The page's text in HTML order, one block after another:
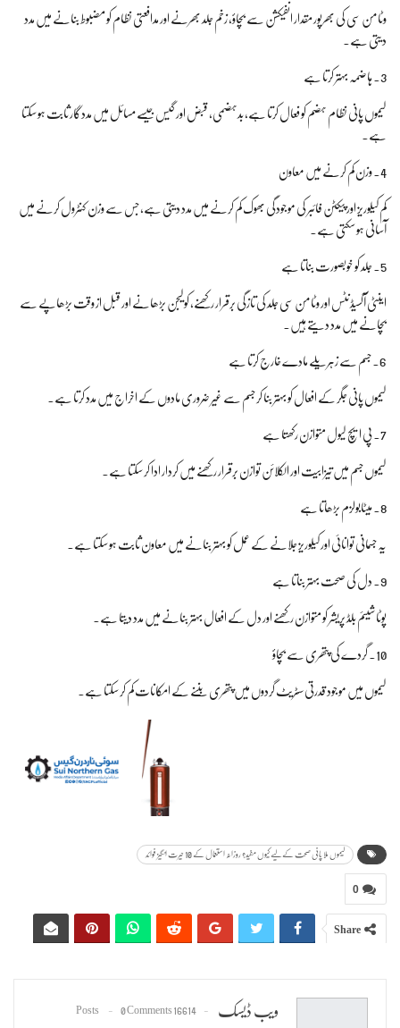
وٹامن سی کی بھرپور مقدار انفیکشن سے بچاؤ، زخم جلد بھرنے اور مدافعتی نظام کو مضبوط بنانے میں مدد
دیتی ہے۔
3. ہاضمہ بہتر کرتا ہے
لیموں پانی نظام ہضم کو فعال کرتا ہے، بدہضمی، قبض اور گیس جیسے مسائل میں مددگار ثابت ہو سکتا
ہے۔
4. وزن کم کرنے میں معاون
کم کیلوریز اور پیکٹن فائبر کی موجودگی بھوک کم کرنے میں مدد دیتی ہے، جس سے وزن کنٹرول کرنے میں
آسانی ہو سکتی ہے۔
5. جلد کو خوبصورت بناتا ہے
اینٹی آکسیڈنٹس اور وٹامن سی جلد کی تازگی برقرار رکھنے، کولیجن بڑھانے اور قبل از وقت بڑھاپے سے
بچانے میں مدد دیتے ہیں۔
6. جسم سے زہریلے مادے خارج کرتا ہے
لیموں پانی جگر کے افعال کو بہتر بنا کر جسم سے غیر ضروری مادوں کے اخراج میں مدد کرتا ہے۔
7. پی ایچ لیول متوازن رکھتا ہے
لیموں جسم میں تیزابیت اور الکلائن توازن برقرار رکھنے میں کردار ادا کر سکتا ہے۔
8. میٹابولزم بڑھاتا ہے
یہ جسمانی توانائی اور کیلوریز جلانے کے عمل کو بہتر بنانے میں معاون ثابت ہو سکتا ہے۔
9. دل کی صحت بہتر بناتا ہے
پوٹاشیئم بلڈ پریشر کو متوازن رکھنے اور دل کے افعال بہتر بنانے میں مدد دیتا ہے۔
10. گردے کی پتھری سے بچاؤ
لیموں میں موجود قدرتی سٹریٹ گردوں میں پتھری بننے کے امکانات کم کر سکتا ہے۔
لیموں ملا پانی صحت کے لیے کیوں مفید؟ روزانہ استعمال کے 10 حیرت انگیز فوائد
0
Share
ویب ڈیسک 16614 Posts
0 Comments